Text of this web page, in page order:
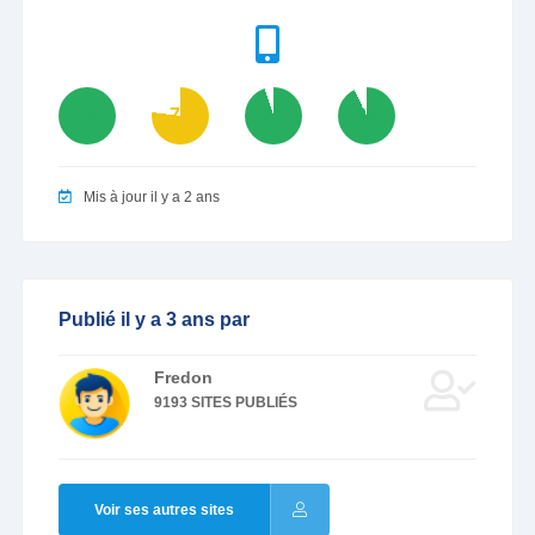
77 95 93
Mis à jour il y a 2 ans
Publié il y a 3 ans par
Fredon
9193 SITES PUBLIÉS
Voir ses autres sites